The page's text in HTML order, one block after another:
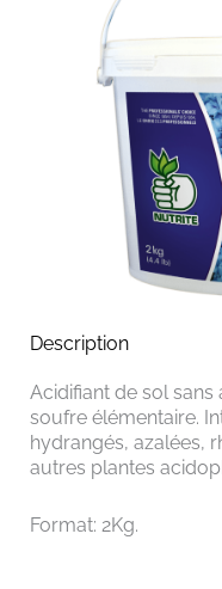
Description
Acidifiant de sol
soufre élémentaire.
hydrangés, azalées,
autres plantes
Format: 2Kg.